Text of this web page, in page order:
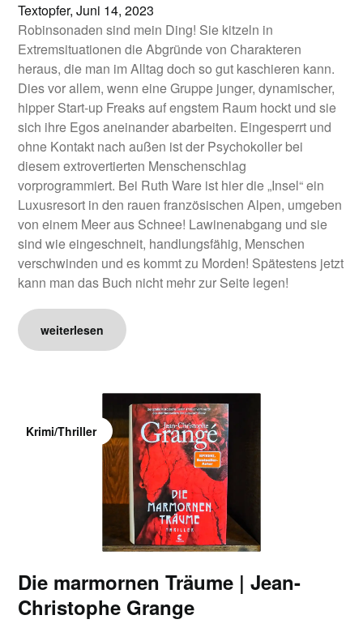
Textopfer,Juni 14, 2023
Robinsonaden sind mein Ding! Sie kitzeln in
Extremsituationen die Abgründe von Charakteren
heraus, die man im Alltag doch so gut kaschieren kann.
Dies vor allem, wenn eine Gruppe junger, dynamischer,
hipper Start-up Freaks auf engstem Raum hockt und sie
sich ihre Egos aneinander abarbeiten. Eingesperrt und
ohne Kontakt nach außen ist der Psychokoller bei
diesem extrovertierten Menschenschlag
vorprogrammiert. Bei Ruth Ware ist hier die „Insel“ ein
Luxusresort in den rauen französischen Alpen, umgeben
von einem Meer aus Schnee! Lawinenabgang und sie
sind wie eingeschneit, handlungsfähig, Menschen
verschwinden und es kommt zu Morden! Spätestens jetzt
kann man das Buch nicht mehr zur Seite legen!
weiterlesen
Krimi/Thriller
Die marmornen Träume | Jean-
Christophe Grange